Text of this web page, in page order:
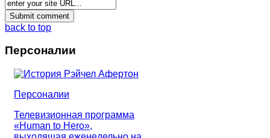
back to top
Персоналии
Персоналии
Телевизионная программа
«Human to Hero»,